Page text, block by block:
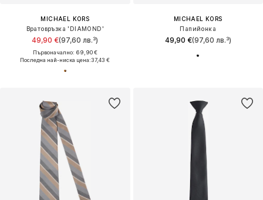
MICHAEL KORS
Вратовръзка 'DIAMOND'
49,90 €(97,60 лв.³)
Първоначално: 69,90 €
Последна най-ниска цена:37,43 €
MICHAEL KORS
Папийонка
49,90 €(97,60 лв.³)